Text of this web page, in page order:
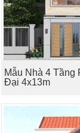
Mẫu Nhà 4 Tầng
Đại 4x13m